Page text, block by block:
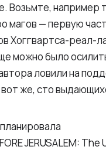
Возьмте, например
магов — первую
Хоггвартса-реал-
можно было
ловили на
же, сто
JERUSALEM: